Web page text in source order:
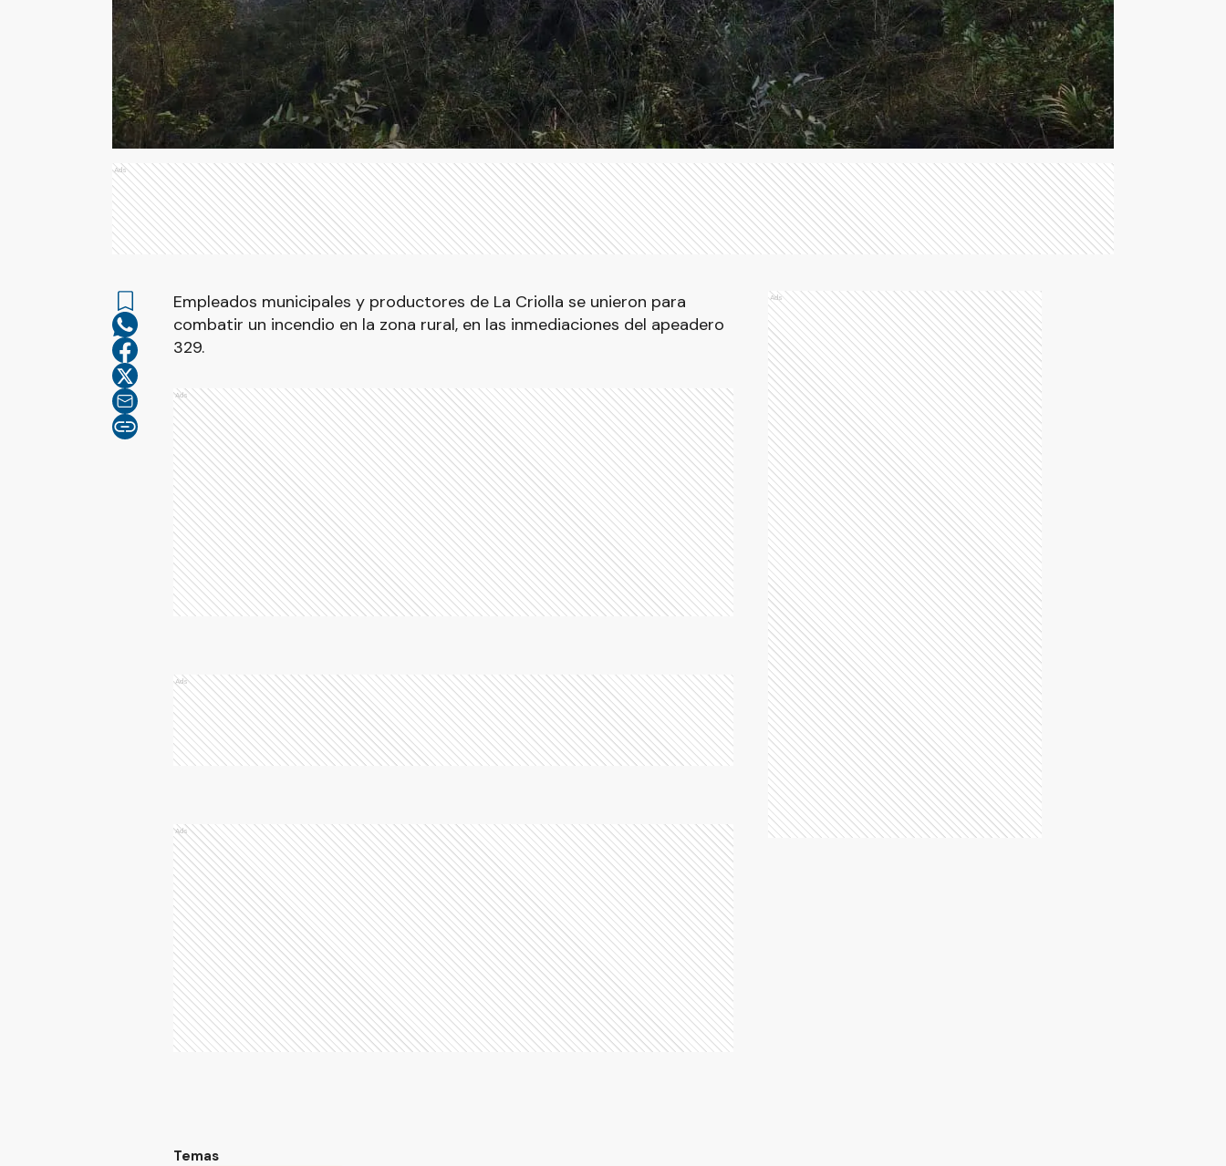
Ads
Empleados municipales y productores de La Criolla se unieron para
combatir un incendio en la zona rural, en las inmediaciones del apeadero
329.
Ads
Ads
Ads
Temas
Ads